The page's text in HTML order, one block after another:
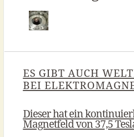
ES GIBT AUCH
BEI
Dieser hat ein
Magnetfeld von 37,5